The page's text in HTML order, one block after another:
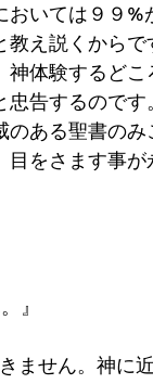
いては９９%
教え説くからで
体験するどこ
忠告するのです
ある聖書のみ
目をさます事が
』
ません。神に